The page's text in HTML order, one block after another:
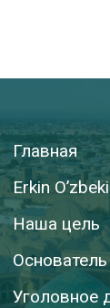
Главная
Erkin
Наша цель
Уголовное